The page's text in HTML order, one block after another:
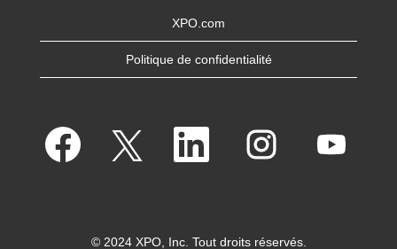
XPO.com
Politique de confidentialité
o
S
o
a
S
u
n
n
© 2024 XPO, Inc. Tout droits réservés.